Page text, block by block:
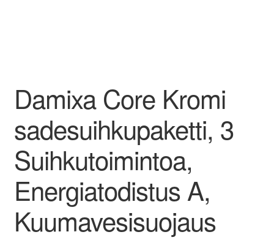
Damixa Core Kromi
sadesuihkupaketti, 3
Suihkutoimintoa,
Energiatodistus A,
Kuumavesisuojaus